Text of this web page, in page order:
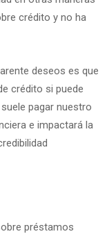
crédito y no ha
deseos es que
crédito si puede
pagar nuestro
e impactará la
préstamos